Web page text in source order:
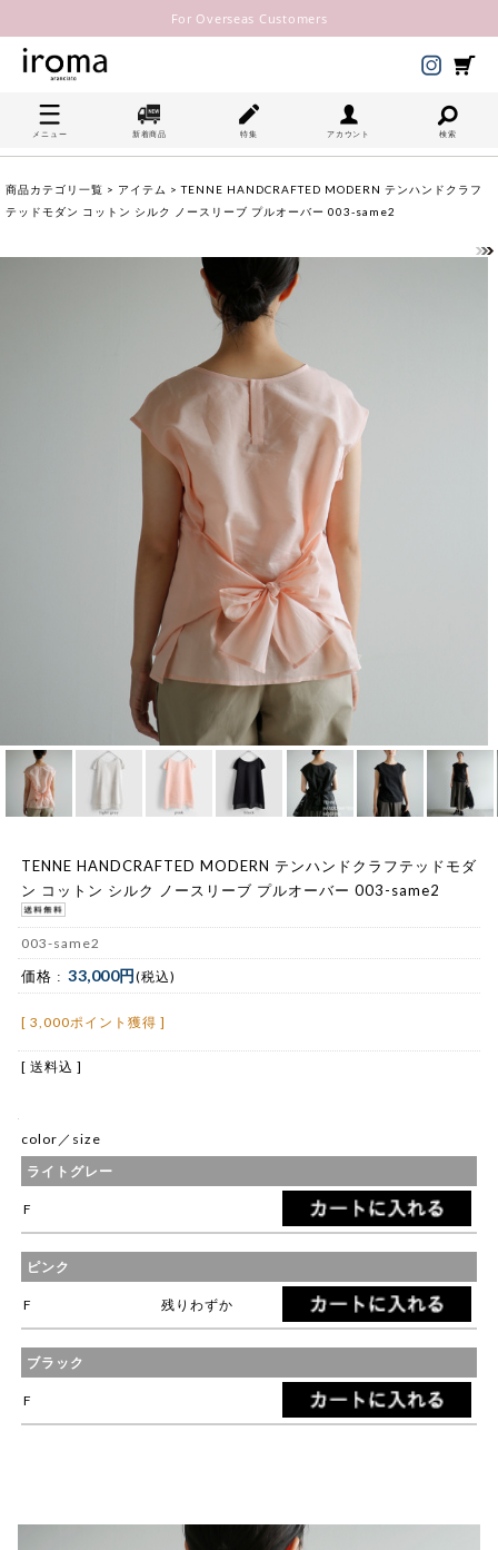
For Overseas Customers
メニュー 新着商品 特集 アカウント 検索
商品カテゴリ一覧 > アイテム > TENNE HANDCRAFTED MODERN テンハンドクラフ
テッドモダン コットン シルク ノースリーブ プルオーバー 003-same2
TENNE HANDCRAFTED MODERN テンハンドクラフテッドモダ
ン コットン シルク ノースリーブ プルオーバー 003-same2
003-same2
価格 : 33,000円 (税込)
[ 3,000ポイント獲得 ]
[ 送料込 ]
color／size
ライトグレー
F
ピンク
F 残りわずか
ブラック
F